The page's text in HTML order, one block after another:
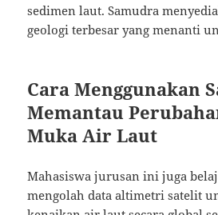
sedimen laut. Samudra
geologi terbesar yang menanti
Cara Menggunakan
Memantau
Muka Air Laut
Mahasiswa jurusan ini juga
mengolah data altimetri satelit